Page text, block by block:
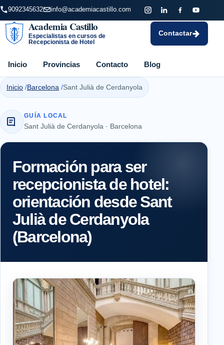
9092345632 info@academiacastillo.com
Academia Castillo
Especialistas en cursos de
Recepcionista de Hotel
Inicio Provincias Contacto Blog
Contactar
Inicio Barcelona Sant Julià de Cerdanyola
GUÍA LOCAL
Sant Julià de Cerdanyola · Barcelona
Formación para ser
recepcionista de hotel:
orientación desde Sant
Julià de Cerdanyola
(Barcelona)